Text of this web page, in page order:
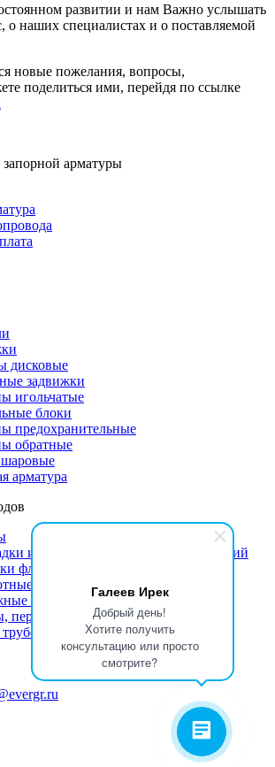
Галеев Ирек
Добрый день!
Хотите получить
консультацию или просто
смотрите?
развитии и нам Важно услышать
о наших специалистах и о поставляемой
новые пожелания, вопросы,
поделиться ими, перейдя по ссылке
арматуры
дисковые
задвижки
игольчатые
блоки
предохранительные
обратные
арматура
и линзы для фланцевых соединений
фланцевые
заглушки
изделия
переходы, тройники